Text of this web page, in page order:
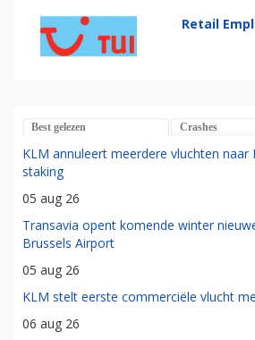
Retail
Best gelezen Crashes
KLM annuleert meerdere vluchten
staking
05 aug 26
Transavia opent komende winter
Brussels Airport
05 aug 26
KLM stelt eerste commerciële vlucht
06 aug 26